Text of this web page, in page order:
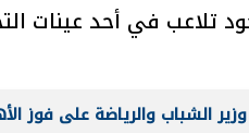
تلاعب في أحد عينات
الشباب والرياضة على فوز